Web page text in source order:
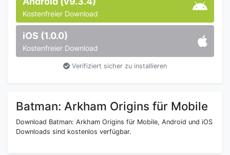
Kostenfreier Download
iOS (1.0.0)
Kostenfreier Download
Verifiziert sicher zu installieren
Batman: Arkham Origins für Mobile
Download Batman: Arkham Origins für Mobile, Android und iOS
Downloads sind kostenlos verfügbar.